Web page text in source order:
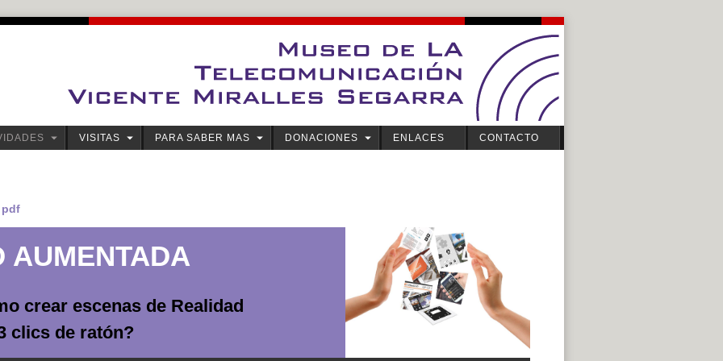
VISITAS PARA SABER MAS DONACIONES ENLACES CONTACTO
pdf
AUMENTADA
crear escenas de Realidad
clics de ratón?